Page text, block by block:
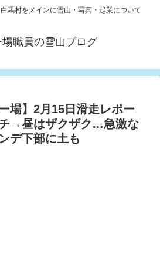
馬村をメインに雪山・写真・起業について
職員の雪山ブログ
場】2月15日滑走レポー
チ→昼はザクザク…急激な
デ下部に土も